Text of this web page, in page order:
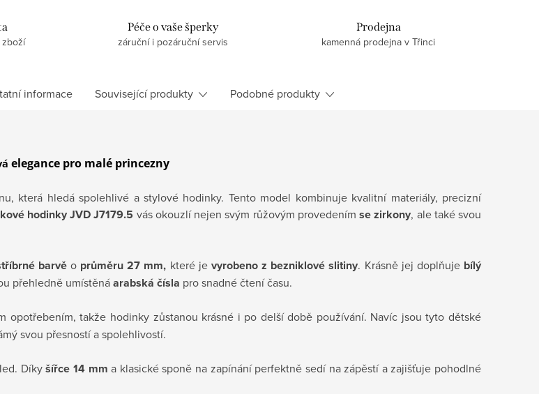
zboží
Péče o vaše šperky
záruční i pozáruční servis
Prodejna
kamenná prodejna v Třinci
informace Související produkty Podobné produkty
elegance pro malé princezny
která hledá spolehlivé a stylové hodinky. Tento model kombinuje kvalitní materiály, precizní
hodinky JVD J7179.5 vás okouzlí nejen svým růžovým provedením se zirkony, ale také svou
barvěo průměru 27 mm, které je vyrobeno z bezniklové slitiny. Krásně jej doplňuje bílý
přehledně umístěnáarabská čísla pro snadné čtení času.
opotřebením, takže hodinky zůstanou krásné i po delší době používání. Navíc jsou tyto dětské
svou přesností a spolehlivostí.
Díkyšířce 14 mm a klasické sponě na zapínání perfektně sedí na zápěstí a zajišťuje pohodlné